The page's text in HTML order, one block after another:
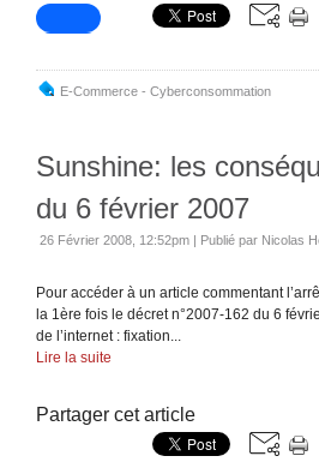
E-Commerce - Cyberconsommation
Sunshine: les
du 6 février 2007
26 Février 2008, 12:52pm | Publié par Nicolas
Pour accéder à un article commentant
la 1ère fois le décret n°2007-162 du 6
de l’internet : fixation...
Lire la suite
Partager cet article